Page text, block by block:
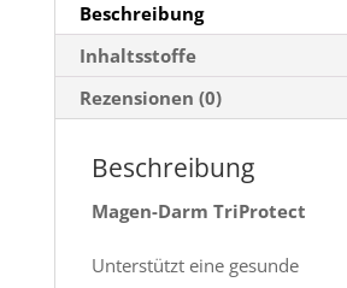
Beschreibung
Inhaltsstoffe
Rezensionen (0)
Beschreibung
Magen-Darm TriProtect
Unterstützt eine gesunde